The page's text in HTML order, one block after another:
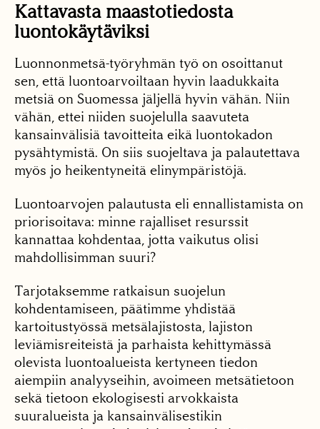
Kattavasta maastotiedosta
luontokäytäviksi
Luonnonmetsä-työryhmän työ on osoittanut
sen, että luontoarvoiltaan hyvin laadukkaita
metsiä on Suomessa jäljellä hyvin vähän. Niin
vähän, ettei niiden suojelulla saavuteta
kansainvälisiä tavoitteita eikä luontokadon
pysähtymistä. On siis suojeltava ja palautettava
myös jo heikentyneitä elinympäristöjä.
Luontoarvojen palautusta eli ennallistamista on
priorisoitava: minne rajalliset resurssit
kannattaa kohdentaa, jotta vaikutus olisi
mahdollisimman suuri?
Tarjotaksemme ratkaisun suojelun
kohdentamiseen, päätimme yhdistää
kartoitustyössä metsälajistosta, lajiston
leviämisreiteistä ja parhaista kehittymässä
olevista luontoalueista kertyneen tiedon
aiempiin analyyseihin, avoimeen metsätietoon
sekä tietoon ekologisesti arvokkaista
suuralueista ja kansainvälisestikin